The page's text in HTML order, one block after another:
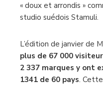
« doux et arrondis »
studio suédois Stamuli.
L’édition de janvier de
plus de 67 000
2 337 marques y ont
1341 de 60 pays.